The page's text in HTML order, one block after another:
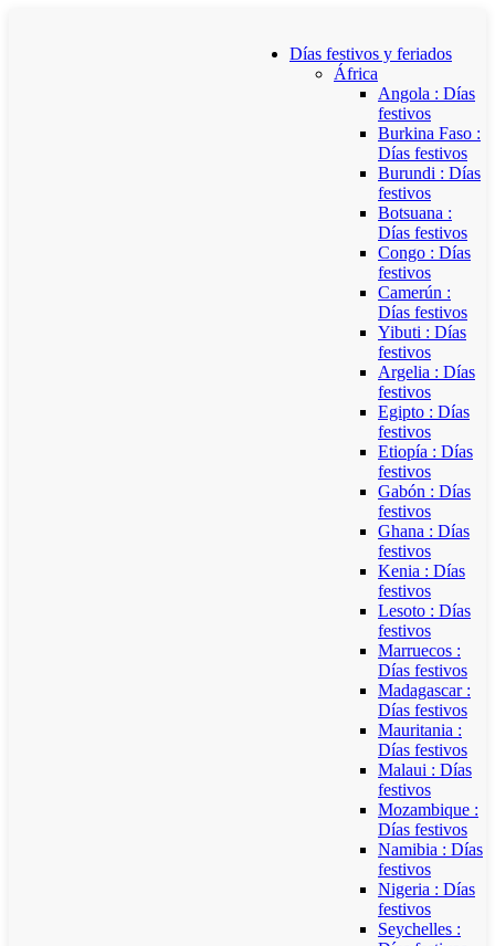
Días festivos y feriados
África
Angola : Días
festivos
Burkina Faso :
Días festivos
Burundi : Días
festivos
Botsuana :
Días festivos
Congo : Días
festivos
Camerún :
Días festivos
Yibuti : Días
festivos
Argelia : Días
festivos
Egipto : Días
festivos
Etiopía : Días
festivos
Gabón : Días
festivos
Ghana : Días
festivos
Kenia : Días
festivos
Lesoto : Días
festivos
Marruecos :
Días festivos
Madagascar :
Días festivos
Mauritania :
Días festivos
Malaui : Días
festivos
Mozambique :
Días festivos
Namibia : Días
festivos
Nigeria : Días
festivos
Seychelles :